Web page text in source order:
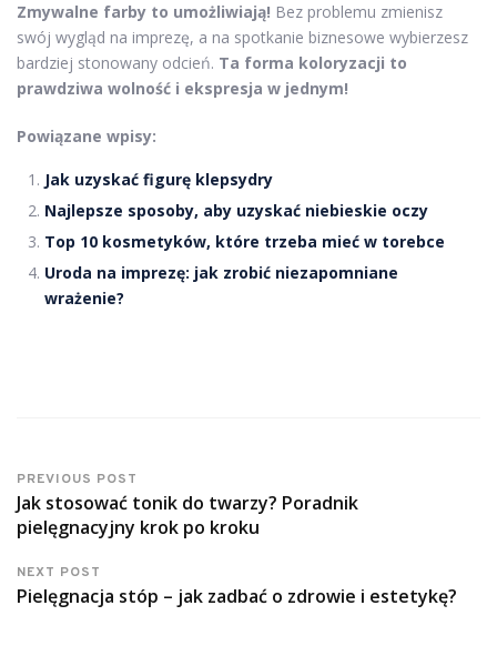
Zmywalne farby to umożliwiają! Bez problemu zmienisz
swój wygląd na imprezę, a na spotkanie biznesowe wybierzesz
bardziej stonowany odcień. Ta forma koloryzacji to
prawdziwa wolność i ekspresja w jednym!
Powiązane wpisy:
Jak uzyskać figurę klepsydry
Najlepsze sposoby, aby uzyskać niebieskie oczy
Top 10 kosmetyków, które trzeba mieć w torebce
Uroda na imprezę: jak zrobić niezapomniane
wrażenie?
PREVIOUS POST
Jak stosować tonik do twarzy? Poradnik
pielęgnacyjny krok po kroku
NEXT POST
Pielęgnacja stóp – jak zadbać o zdrowie i estetykę?